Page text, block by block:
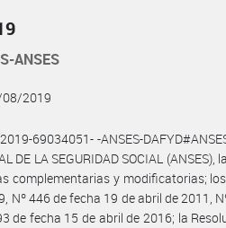
ANSES
08/2019
69034051- -ANSES-
DE LA SEGURIDAD SOCIAL (ANSES),
complementarias y modificatorias;
Nº 446 de fecha 19 de abril de 2011,
de fecha 15 de abril de 2016; la